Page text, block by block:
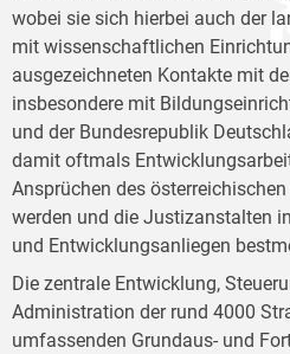
wobei sie sich hierbei auch der
mit wissenschaftlichen
ausgezeichneten Kontakte mit
insbesondere mit
und der Bundesrepublik
damit oftmals
Ansprüchen des
werden und die Justizanstalten
und Entwicklungsanliegen
Die zentrale Entwicklung,
Administration der rund 4000
umfassenden Grundaus- und